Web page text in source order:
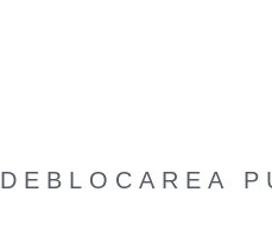
DEBLOCAREA